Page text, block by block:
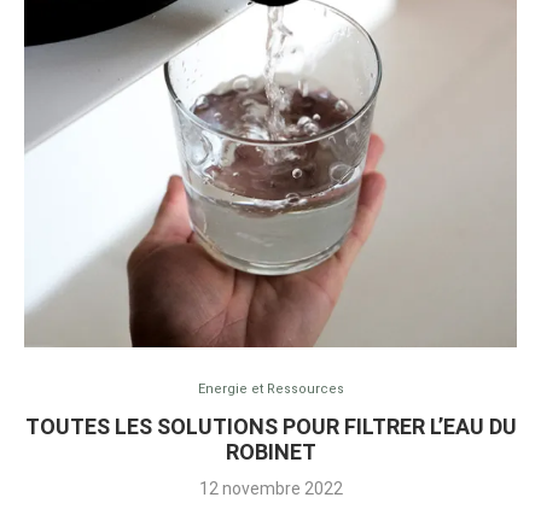
Energie et Ressources
TOUTES LES SOLUTIONS POUR FILTRER L’EAU DU
ROBINET
12 novembre 2022